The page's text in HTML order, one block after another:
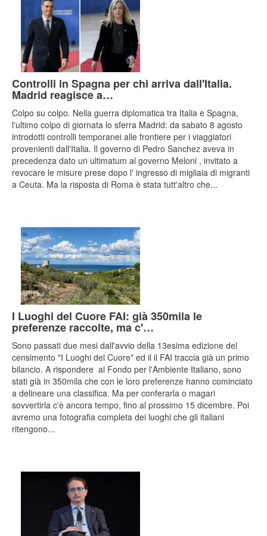
Controlli in Spagna per chi arriva dall'Italia.
Madrid reagisce a…
Colpo su colpo. Nella guerra diplomatica tra Italia e Spagna,
l'ultimo colpo di giornata lo sferra Madrid: da sabato 8 agosto
introdotti controlli temporanei alle frontiere per i viaggiatori
provenienti dall'Italia. Il governo di Pedro Sanchez aveva in
precedenza dato un ultimatum al governo Meloni , invitato a
revocare le misure prese dopo l' ingresso di migliaia di migranti
a Ceuta. Ma la risposta di Roma è stata tutt'altro che...
I Luoghi del Cuore FAI: già 350mila le
preferenze raccolte, ma c'…
Sono passati due mesi dall'avvio della 13esima edizione del
censimento "I Luoghi del Cuore" ed il il FAI traccia già un primo
bilancio. A rispondere al Fondo per l'Ambiente Italiano, sono
stati già in 350mila che con le loro preferenze hanno cominciato
a delineare una classifica. Ma per conferarla o magari
sovvertirla c'è ancora tempo, fino al prossimo 15 dicembre. Poi
avremo una fotografia completa dei luoghi che gli italiani
ritengono...